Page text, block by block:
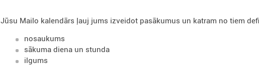
Jūsu Mailo kalendārs ļauj jums izveidot pasākumus un katram no tiem
nosaukums
sākuma diena un stunda
ilgums